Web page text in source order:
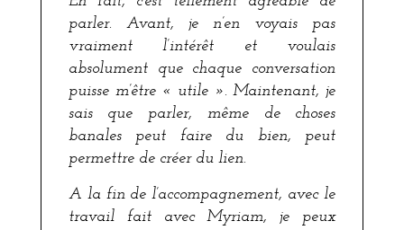
parler. Avant, je n’en voyais pas
vraiment l’intérêt et voulais
absolument que chaque conversation
puisse m’être « utile ». Maintenant, je
sais que parler, même de choses
banales peut faire du bien, peut
permettre de créer du lien.
A la fin de l’accompagnement, avec le
travail fait avec Myriam, je peux